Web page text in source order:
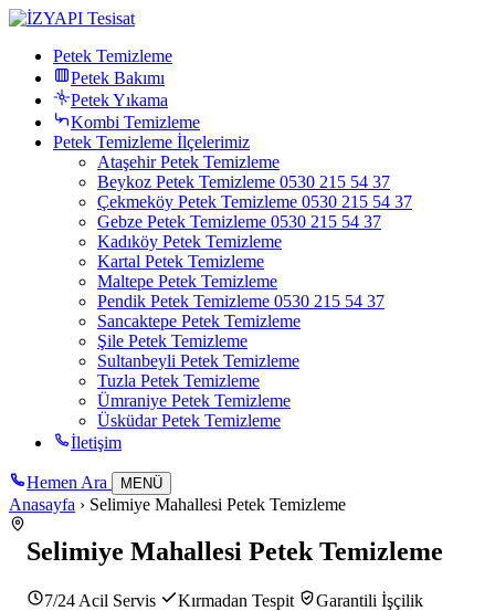
Petek Temizleme
Petek Bakımı
Petek Yıkama
Kombi Temizleme
Petek Temizleme İlçelerimiz
Ataşehir Petek Temizleme
Beykoz Petek Temizleme 0530 215 54 37
Çekmeköy Petek Temizleme 0530 215 54 37
Gebze Petek Temizleme 0530 215 54 37
Kadıköy Petek Temizleme
Kartal Petek Temizleme
Maltepe Petek Temizleme
Pendik Petek Temizleme 0530 215 54 37
Sancaktepe Petek Temizleme
Şile Petek Temizleme
Sultanbeyli Petek Temizleme
Tuzla Petek Temizleme
Ümraniye Petek Temizleme
Üsküdar Petek Temizleme
İletişim
Hemen Ara MENÜ
Anasayfa › Selimiye Mahallesi Petek Temizleme
Selimiye Mahallesi Petek Temizleme
7/24 Acil Servis Kırmadan Tespit Garantili İşçilik